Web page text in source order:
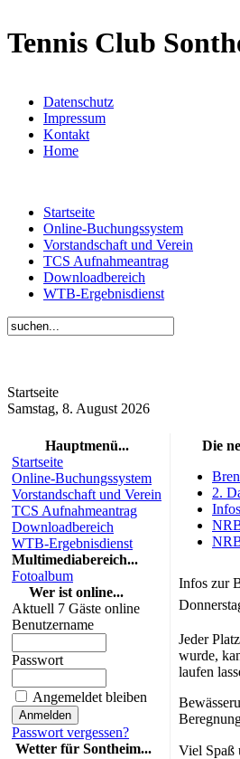
Tennis Club
Datenschutz
Impressum
Kontakt
Home
Startseite
Online-Buchungssystem
Vorstandschaft und Verein
TCS Aufnahmeantrag
Downloadbereich
WTB-Ergebnisdienst
Startseite
Samstag, 8. August 2026
Hauptmenü...
Startseite
Online-Buchungssystem
Vorstandschaft und Verein
TCS Aufnahmeantrag
Downloadbereich
WTB-Ergebnisdienst
Multimediabereich...
Fotoalbum
Wer ist online...
Aktuell 7 Gäste online
Benutzername
Passwort
Angemeldet bleiben
Passwort vergessen?
Wetter für Sontheim...
Die
2.
Infos zur
Jeder
wurde,
laufen
Viel Spaß